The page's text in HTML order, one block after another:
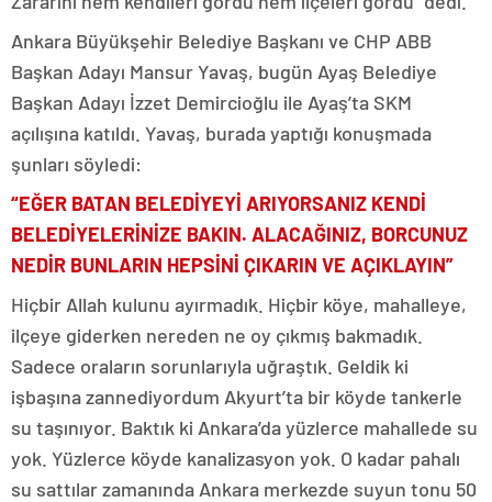
Ankara Büyükşehir Belediye Başkanı ve CHP ABB
Başkan Adayı Mansur Yavaş, bugün Ayaş Belediye
Başkan Adayı İzzet Demircioğlu ile Ayaş’ta SKM
açılışına katıldı. Yavaş, burada yaptığı konuşmada
şunları söyledi:
“EĞER BATAN BELEDİYEYİ ARIYORSANIZ KENDİ
BELEDİYELERİNİZE BAKIN. ALACAĞINIZ, BORCUNUZ
NEDİR BUNLARIN HEPSİNİ ÇIKARIN VE AÇIKLAYIN”
Hiçbir Allah kulunu ayırmadık. Hiçbir köye, mahalleye,
ilçeye giderken nereden ne oy çıkmış bakmadık.
Sadece oraların sorunlarıyla uğraştık. Geldik ki
işbaşına zannediyordum Akyurt’ta bir köyde tankerle
su taşınıyor. Baktık ki Ankara’da yüzlerce mahallede su
yok. Yüzlerce köyde kanalizasyon yok. O kadar pahalı
su sattılar zamanında Ankara merkezde suyun tonu 50